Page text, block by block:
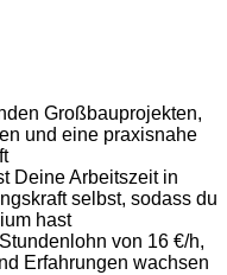
Großbauprojekten,
und eine praxisnahe
Deine Arbeitszeit in
selbst, sodass du
hast
von 16 €/h,
Erfahrungen wachsen